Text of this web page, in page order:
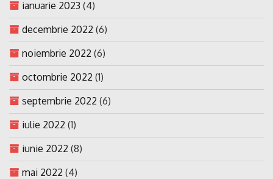
ianuarie 2023 (4)
decembrie 2022 (6)
noiembrie 2022 (6)
octombrie 2022 (1)
septembrie 2022 (6)
iulie 2022 (1)
iunie 2022 (8)
mai 2022 (4)